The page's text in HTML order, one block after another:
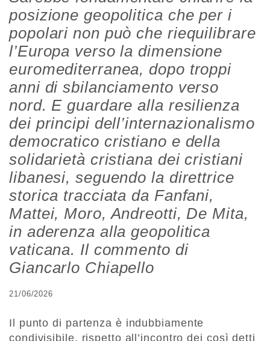
posizione geopolitica che per i
popolari non può che riequilibrare
l’Europa verso la dimensione
euromediterranea, dopo troppi
anni di sbilanciamento verso
nord. E guardare alla resilienza
dei principi dell’internazionalismo
democratico cristiano e della
solidarietà cristiana dei cristiani
libanesi, seguendo la direttrice
storica tracciata da Fanfani,
Mattei, Moro, Andreotti, De Mita,
in aderenza alla geopolitica
vaticana. Il commento di
Giancarlo Chiapello
21/06/2026
Il punto di partenza è indubbiamente
condivisibile, rispetto all’incontro dei così detti